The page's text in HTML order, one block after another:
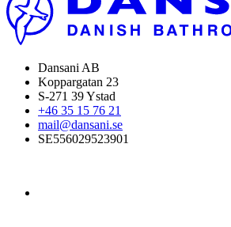
Dansani AB
Koppargatan 23
S-271 39 Ystad
+46 35 15 76 21
mail@dansani.se
SE556029523901